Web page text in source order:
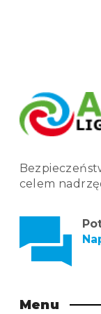
celem
Menu